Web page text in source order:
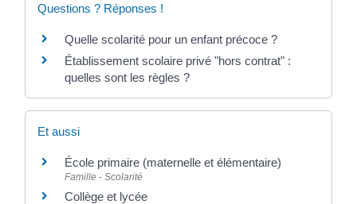
Questions ? Réponses !
Quelle scolarité pour un enfant précoce ?
Établissement scolaire privé "hors contrat" :
quelles sont les règles ?
Et aussi
École primaire (maternelle et élémentaire)
Famille - Scolarité
Collège et lycée